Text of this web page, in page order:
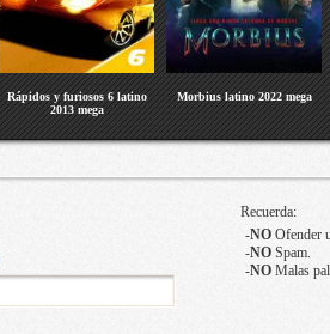
Rápidos y furiosos 6 latino
2013 mega
Morbius latino 2022 mega
Recuerda:
-NOOfender
-NOSpam.
-NOMalas